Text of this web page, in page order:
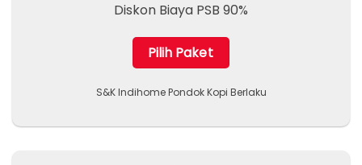
Diskon Biaya PSB 90%
Pilih Paket
S&K Indihome Pondok Kopi Berlaku